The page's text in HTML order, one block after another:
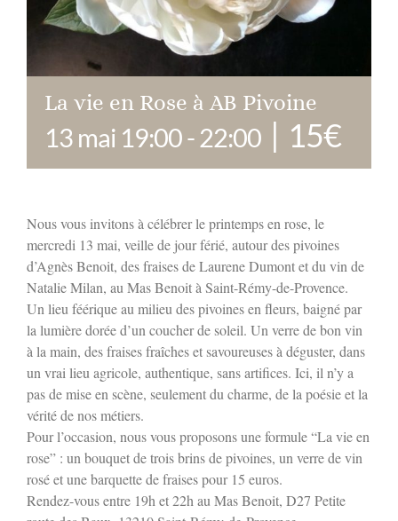
La vie en Rose à AB Pivoine
13 mai 19:00- 22:00 | 15€
Nous vous invitons à célébrer le printemps en rose, le
mercredi 13 mai, veille de jour férié, autour des pivoines
d’Agnès Benoit, des fraises de Laurene Dumont et du vin de
Natalie Milan, au Mas Benoit à Saint-Rémy-de-Provence.
Un lieu féérique au milieu des pivoines en fleurs, baigné par
la lumière dorée d’un coucher de soleil. Un verre de bon vin
à la main, des fraises fraîches et savoureuses à déguster, dans
un vrai lieu agricole, authentique, sans artifices. Ici, il n’y a
pas de mise en scène, seulement du charme, de la poésie et la
vérité de nos métiers.
Pour l’occasion, nous vous proposons une formule “La vie en
rose” : un bouquet de trois brins de pivoines, un verre de vin
rosé et une barquette de fraises pour 15 euros.
Rendez-vous entre 19h et 22h au Mas Benoit, D27 Petite